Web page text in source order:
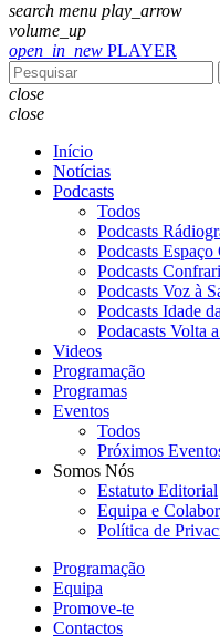
search menu play_arrow
volume_up
open_in_new PLAYER
close
close
Início
Notícias
Podcasts
Todos
Podcasts
Podcasts
Podcasts
Podcasts Voz à
Podcasts Idade
Podacasts Volta
Videos
Programação
Programas
Eventos
Todos
Próximos
Somos Nós
Estatuto Editorial
Equipa e
Política de
Programação
Equipa
Promove-te
Contactos